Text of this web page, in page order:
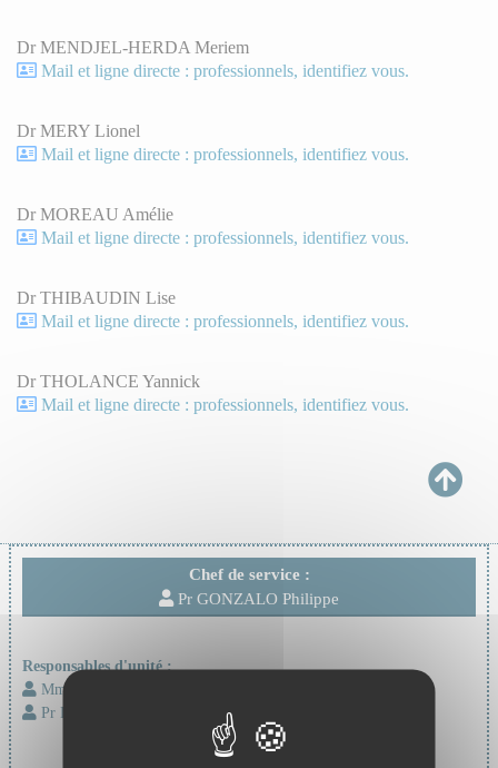
Chef de service :
Pr GONZALO Philippe
Responsables d'unité :
Mme FLATTIN Marianne
Pr DELAVENNE Xavier
Dr MENDJEL-HERDA Meriem
Mail et ligne directe : professionnels, identifiez vous.
Dr MERY Lionel
Mail et ligne directe : professionnels, identifiez vous.
Dr MOREAU Amélie
Mail et ligne directe : professionnels, identifiez vous.
Dr THIBAUDIN Lise
Mail et ligne directe : professionnels, identifiez vous.
Dr THOLANCE Yannick
Mail et ligne directe : professionnels, identifiez vous.